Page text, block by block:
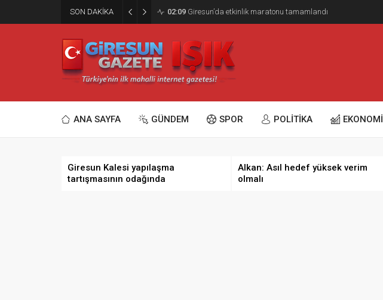
SON DAKİKA 02:09 Giresun’da etkinlik maratonu tamamlandı
ANA SAYFA GÜNDEM SPOR POLİTİKA EKONOMİ
Giresun Kalesi yapılaşma
tartışmasının odağında
Alkan: Asıl hedef yüksek verim
olmalı